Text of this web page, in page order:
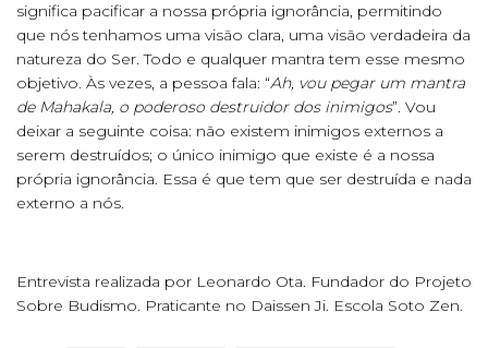
significa pacificar a nossa própria ignorância, permitindo
que nós tenhamos uma visão clara, uma visão verdadeira da
natureza do Ser. Todo e qualquer mantra tem esse mesmo
objetivo. Às vezes, a pessoa fala: “Ah, vou pegar um mantra
de Mahakala, o poderoso destruidor dos inimigos”. Vou
deixar a seguinte coisa: não existem inimigos externos a
serem destruídos; o único inimigo que existe é a nossa
própria ignorância. Essa é que tem que ser destruída e nada
externo a nós.
Entrevista realizada por Leonardo Ota. Fundador do Projeto
Sobre Budismo. Praticante no Daissen Ji. Escola Soto Zen.